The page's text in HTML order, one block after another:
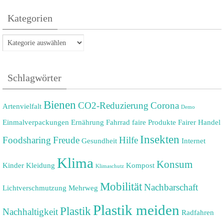
Kategorien
Kategorien
Schlagwörter
Artenvielfalt Bienen CO2-Reduzierung Corona Demo
Einmalverpackungen Ernährung Fahrrad faire Produkte Fairer Handel
Foodsharing Freude Gesundheit Hilfe Insekten Internet
Kinder Kleidung Klima Klimaschutz Kompost Konsum
Lichtverschmutzung Mehrweg MobilitätNachbarschaft
NachhaltigkeitPlastikPlastik meiden Radfahren